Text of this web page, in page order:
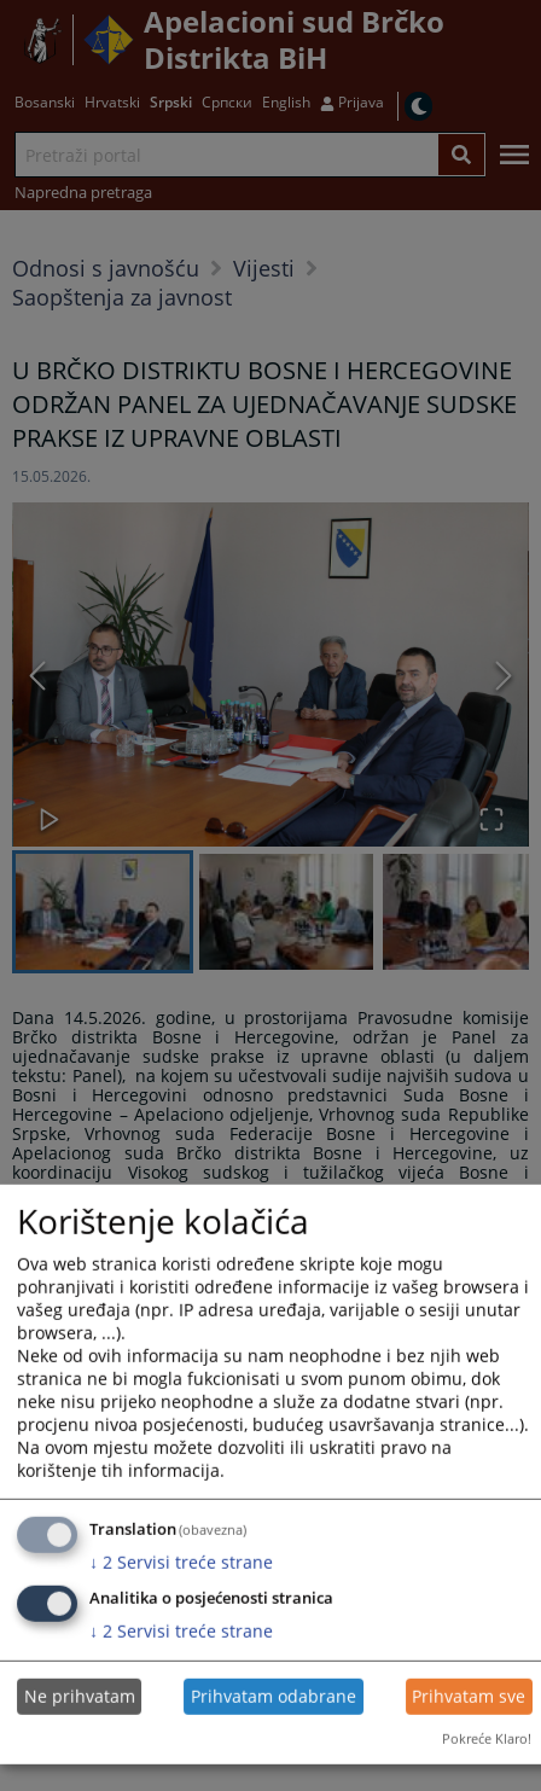
Apelacioni sud Brčko
Distrikta BiH
Bosanski Hrvatski Srpski Српски English Prijava
Napredna pretraga
Odnosi s javnošću
Vijesti
Saopštenja za javnost
U BRČKO DISTRIKTU BOSNE I HERCEGOVINE
ODRŽAN PANEL ZA UJEDNAČAVANJE SUDSKE
PRAKSE IZ UPRAVNE OBLASTI
15.05.2026.
Dana 14.5.2026. godine, u prostorijama Pravosudne komisije
Brčko distrikta Bosne i Hercegovine, održan je Panel za
ujednačavanje sudske prakse iz upravne oblasti (u daljem
tekstu: Panel), na kojem su učestvovali sudije najviših sudova u
Bosni i Hercegovini odnosno predstavnici Suda Bosne i
Hercegovine – Apelaciono odjeljenje, Vrhovnog suda Republike
Srpske, Vrhovnog suda Federacije Bosne i Hercegovine i
Apelacionog suda Brčko distrikta Bosne i Hercegovine, uz
koordinaciju Visokog sudskog i tužilačkog vijeća Bosne i
Hercegovine.
Panel djeluje sa ciljem održavanja kontinuiranog
dijaloga između sudova najviše instance u Bosni i Hercegovini i
predstavlja platformu za ujednačavanje sudske prakse, kao i za
diskusiju o drugim zajedničkim pitanjima sa kojima se susreću
u radu.
Na današnjem sastanku Panela, u skladu sa prethodno
usaglašenim dnevnim redom, usvojen je zapisnik sa
prethodnog Panela iz upravne oblasti koji je održan dana
11.11.2025. godine i razmotrena je informacija o realizaciji
usvojenih zaključaka, te je razmatrana tema: „
POMOĆNIK SEKRETARA/PORTPAROL
KOMISIJE
Korištenje kolačića
Ova web stranica koristi određene skripte koje mogu
pohranjivati i koristiti određene informacije iz vašeg browsera i
vašeg uređaja (npr. IP adresa uređaja, varijable o sesiji unutar
browsera, ...).
Neke od ovih informacija su nam neophodne i bez njih web
stranica ne bi mogla fukcionisati u svom punom obimu, dok
neke nisu prijeko neophodne a služe za dodatne stvari (npr.
procjenu nivoa posjećenosti, budućeg usavršavanja stranice...).
Na ovom mjestu možete dozvoliti ili uskratiti pravo na
korištenje tih informacija.
Translation(obavezna)
↓ 2 Servisi treće strane
Analitika o posjećenosti stranica
↓ 2 Servisi treće strane
Ne prihvatam Prihvatam odabrane Prihvatam sve
Pokreće Klaro!